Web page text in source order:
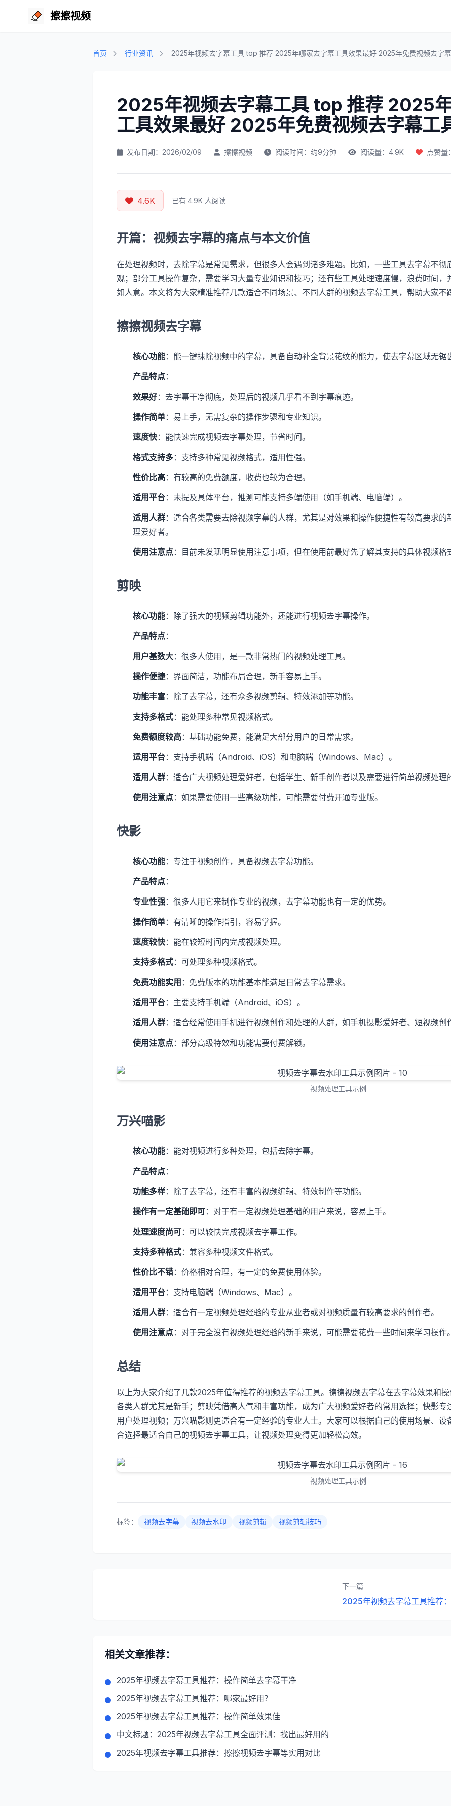
擦擦视频
首页 行业资讯 2025年视频去字幕工具 top 推荐 2025年哪家去字幕工具效果最好 2025年免费视频去字
2025年视频去字幕工具 top 推荐 2025
工具效果最好 2025年免费视频去字幕工
发布日期：2026/02/09 擦擦视频 阅读时间：约9分钟 阅读量：4.9K 点赞量
4.6K 已有 4.9K 人阅读
开篇：视频去字幕的痛点与本文价值
在处理视频时，去除字幕是常见需求，但很多人会遇到诸多难题。比如，一些工具去字幕不
观；部分工具操作复杂，需要学习大量专业知识和技巧；还有些工具处理速度慢，浪费时间
如人意。本文将为大家精准推荐几款适合不同场景、不同人群的视频去字幕工具，帮助大家不
擦擦视频去字幕
核心功能：能一键抹除视频中的字幕，具备自动补全背景花纹的能力，使去字幕区域无锯
产品特点：
效果好：去字幕干净彻底，处理后的视频几乎看不到字幕痕迹。
操作简单：易上手，无需复杂的操作步骤和专业知识。
速度快：能快速完成视频去字幕处理，节省时间。
格式支持多：支持多种常见视频格式，适用性强。
性价比高：有较高的免费额度，收费也较为合理。
适用平台：未提及具体平台，推测可能支持多端使用（如手机端、电脑端）。
适用人群：适合各类需要去除视频字幕的人群，尤其是对效果和操作便捷性有较高要求
理爱好者。
使用注意点：目前未发现明显使用注意事项，但在使用前最好先了解其支持的具体视频格
剪映
核心功能：除了强大的视频剪辑功能外，还能进行视频去字幕操作。
产品特点：
用户基数大：很多人使用，是一款非常热门的视频处理工具。
操作便捷：界面简洁，功能布局合理，新手容易上手。
功能丰富：除了去字幕，还有众多视频剪辑、特效添加等功能。
支持多格式：能处理多种常见视频格式。
免费额度较高：基础功能免费，能满足大部分用户的日常需求。
适用平台：支持手机端（Android、iOS）和电脑端（Windows、Mac）。
适用人群：适合广大视频处理爱好者，包括学生、新手创作者以及需要进行简单视频处理
使用注意点：如果需要使用一些高级功能，可能需要付费开通专业版。
快影
核心功能：专注于视频创作，具备视频去字幕功能。
产品特点：
专业性强：很多人用它来制作专业的视频，去字幕功能也有一定的优势。
操作简单：有清晰的操作指引，容易掌握。
速度较快：能在较短时间内完成视频处理。
支持多格式：可处理多种视频格式。
免费功能实用 ：免费版本的功能基本能满足日常去字幕需求。
适用平台：主要支持手机端（Android、iOS）。
适用人群：适合经常使用手机进行视频创作和处理的人群，如手机摄影爱好者、短视频创
使用注意点：部分高级特效和功能需要付费解锁。
视频处理工具示例
万兴喵影
核心功能：能对视频进行多种处理，包括去除字幕。
产品特点：
功能多样：除了去字幕，还有丰富的视频编辑、特效制作等功能。
操作有一定基础即可：对于有一定视频处理基础的用户来说，容易上手。
处理速度尚可：可以较快完成视频去字幕工作。
支持多种格式：兼容多种视频文件格式。
性价比不错：价格相对合理，有一定的免费使用体验。
适用平台：支持电脑端（Windows、Mac）。
适用人群：适合有一定视频处理经验的专业从业者或对视频质量有较高要求的创作者。
使用注意点：对于完全没有视频处理经验的新手来说，可能需要花费一些时间来学习操作
总结
以上为大家介绍了几款2025年值得推荐的视频去字幕工具。擦擦视频去字幕在去字幕效果和
各类人群尤其是新手；剪映凭借高人气和丰富功能，成为广大视频爱好者的常用选择；快影
用户处理视频；万兴喵影则更适合有一定经验的专业人士。大家可以根据自己的使用场景、
合选择最适合自己的视频去字幕工具，让视频处理变得更加轻松高效。
视频处理工具示例
标签： 视频去字幕 视频去水印 视频剪辑 视频剪辑技巧
下一篇
2025年视频去字幕工具推荐
相关文章推荐：
2025年视频去字幕工具推荐：操作简单去字幕干净
2025年视频去字幕工具推荐：哪家最好用？
2025年视频去字幕工具推荐：操作简单效果佳
中文标题：2025年视频去字幕工具全面评测：找出最好用的
2025年视频去字幕工具推荐：擦擦视频去字幕等实用对比